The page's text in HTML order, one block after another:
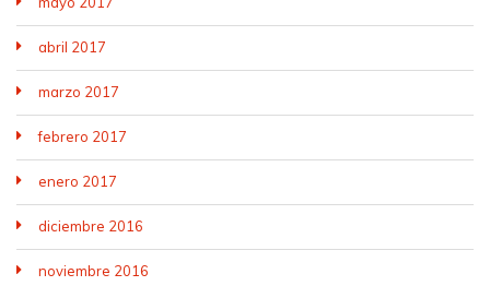
abril 2017
marzo 2017
febrero 2017
enero 2017
diciembre 2016
noviembre 2016